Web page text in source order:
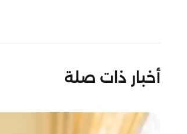
أخبار ذات صلة